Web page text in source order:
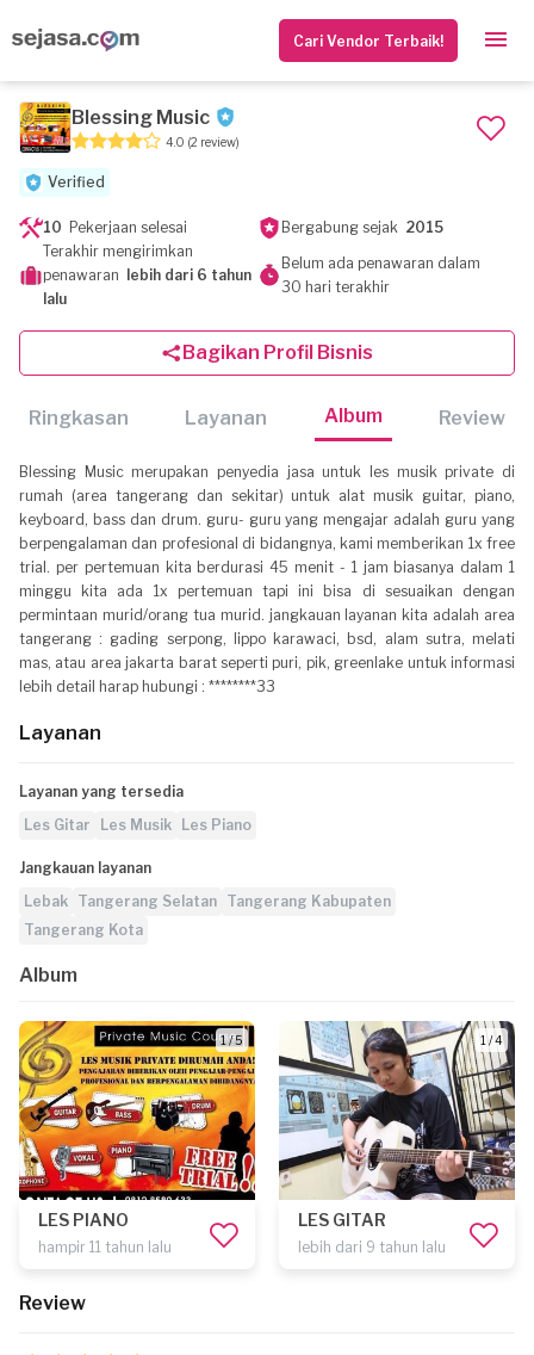
Cari Vendor Terbaik!
Blessing Music
4.0 (2 review)
Verified
10 Pekerjaan selesai Bergabung sejak 2015
Terakhir mengirimkan
penawaran
lebih dari 6 tahun
lalu
Belum ada penawaran dalam
30 hari terakhir
Bagikan Profil Bisnis
Ringkasan Layanan Album Review
Blessing Music merupakan penyedia jasa untuk les musik private di
rumah (area tangerang dan sekitar) untuk alat musik guitar, piano,
keyboard, bass dan drum. guru- guru yang mengajar adalah guru yang
berpengalaman dan profesional di bidangnya, kami memberikan 1x free
trial. per pertemuan kita berdurasi 45 menit - 1 jam biasanya dalam 1
minggu kita ada 1x pertemuan tapi ini bisa di sesuaikan dengan
permintaan murid/orang tua murid. jangkauan layanan kita adalah area
tangerang : gading serpong, lippo karawaci, bsd, alam sutra, melati
mas, atau area jakarta barat seperti puri, pik, greenlake untuk informasi
lebih detail harap hubungi : ********33
Layanan
Layanan yang tersedia
Les Gitar
Les Musik Les Piano
Jangkauan layanan
Lebak Tangerang Selatan Tangerang Kabupaten
Tangerang Kota
Album
1 / 5
LES PIANO
hampir 11 tahun lalu
1 / 4
LES GITAR
lebih dari 9 tahun lalu
Review